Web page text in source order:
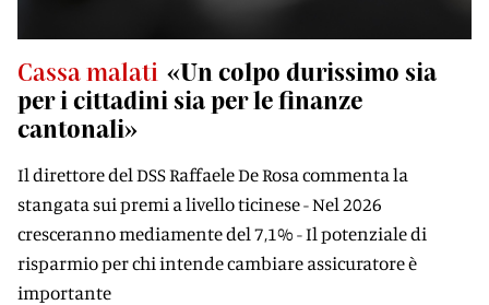
Cassa malati «Un colpo durissimo sia
per i cittadini sia per le finanze
cantonali»
Il direttore del DSS Raffaele De Rosa commenta la
stangata sui premi a livello ticinese - Nel 2026
cresceranno mediamente del 7,1% - Il potenziale di
risparmio per chi intende cambiare assicuratore è
importante